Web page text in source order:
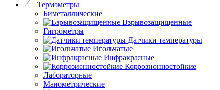
Термометры
Биметаллические
Взрывозащищенные
Гигрометры
Датчики температуры
Игольчатые
Инфракрасные
Коррозионностойкие
Лабораторные
Манометрические